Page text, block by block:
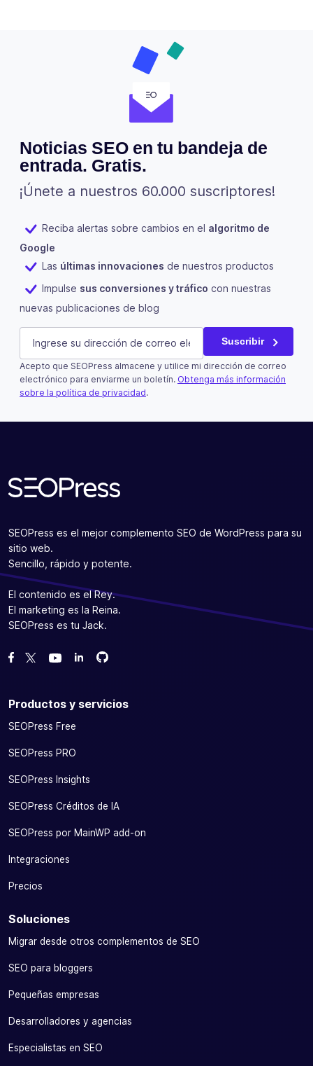
Noticias SEO en tu bandeja de
entrada. Gratis.
¡Únete a nuestros 60.000 suscriptores!
Reciba alertas sobre cambios en el algoritmo de
Google
Las últimas innovaciones de nuestros productos
Impulse sus conversiones y tráfico con nuestras
nuevas publicaciones de blog
Email
Este campo es un campo de validación y debe quedar
E-mail (Obligatorio) Suscribir
Acepto que SEOPress almacene y utilice mi dirección de correo
electrónico para enviarme un boletín. Obtenga más información
sobre la política de privacidad.
SEOPress es el mejor complemento SEO de WordPress para su
sitio web.
Sencillo, rápido y potente.
El contenido es el Rey.
El marketing es la Reina.
SEOPress es tu Jack.
Danos like en Facebook
Síguenos en Twitter
Míranos en YouTube
Bifurcanos en GitHub
Bifurcanos en GitHub
Productos y servicios
SEOPress Free
SEOPress PRO
SEOPress Insights
SEOPress Créditos de IA
SEOPress por MainWP add-on
Integraciones
Precios
Soluciones
Migrar desde otros complementos de SEO
SEO para bloggers
Pequeñas empresas
Desarrolladores y agencias
Especialistas en SEO